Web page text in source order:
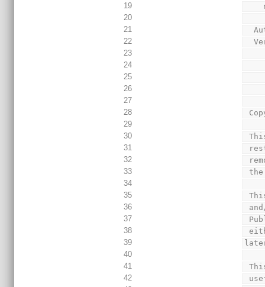
19
20
21
22
23
24
25
26
27
28
29
30
31
32
33
34
35
36
37
38
39
40
41
42